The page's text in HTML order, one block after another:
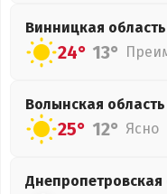
Винницкая область
24° 13°
Волынская область
25° 12° Ясно
Днепропетровская